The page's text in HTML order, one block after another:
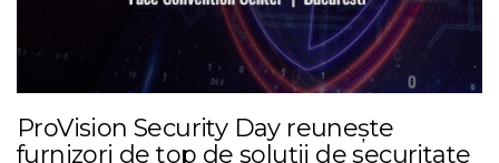
ProVision Security Day reunește
furnizori de top de soluții de securitate